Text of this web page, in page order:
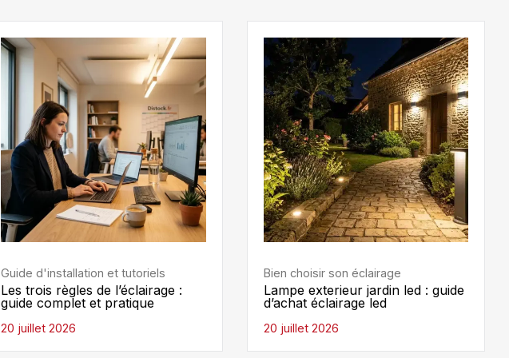
Guide d'installation et tutoriels
Les trois règles de l’éclairage :
guide complet et pratique
20 juillet 2026
Bien choisir son éclairage
Lampe exterieur jardin led : guide
d’achat éclairage led
20 juillet 2026